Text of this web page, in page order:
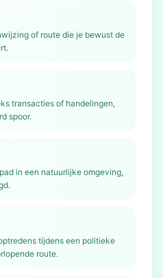
of route die je bewust de
transacties of handelingen,
spoor.
in een natuurlijke omgeving,
tijdens een politieke
route.